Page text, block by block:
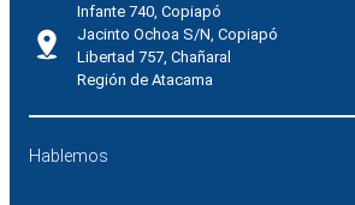
Infante 740, Copiapó
Jacinto Ochoa S/N, Copiapó
Libertad 757, Chañaral
Región de Atacama
Hablemos